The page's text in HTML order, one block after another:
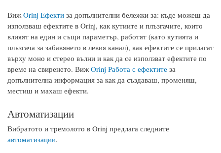
Виж Orinj Ефекти за допълнителни бележки за: къде можеш да
използваш ефектите в Orinj, как кутиите и плъзгачите, които
влияят на един и същи параметър, работят (като кутията и
плъзгача за забавянето в левия канал), как ефектите се прилагат
върху моно и стерео вълни и как да се използват ефектите по
време на свиренето. Виж Orinj Работа с ефектите за
допълнителна информация за как да създаваш, променяш,
местиш и махаш ефекти.
Автоматизации
Вибратото и тремолото в Orinj предлага следните
автоматизации.